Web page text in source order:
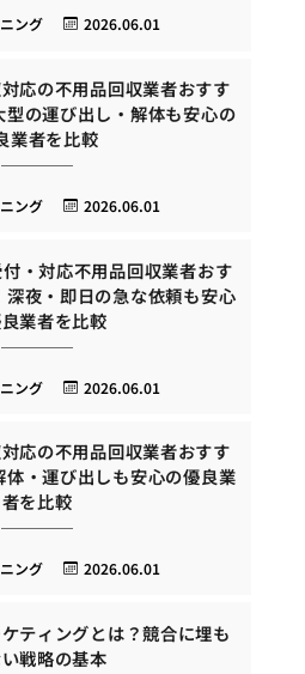
2026.06.01
ング
応の不用品回収業者おすす
の運び出し・解体も安心の
業者を比較
2026.06.01
ング
・対応不用品回収業者おす
夜・即日の急な依頼も安心
業者を比較
2026.06.01
ング
応の不用品回収業者おすす
・運び出しも安心の優良業
者を比較
2026.06.01
ング
ティングとは？競合に埋も
戦略の基本